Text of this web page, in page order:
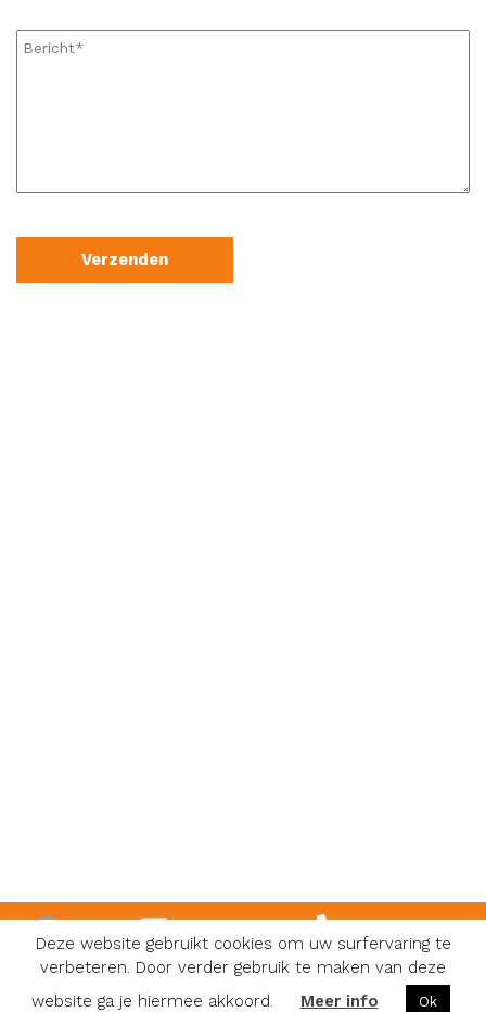
Facebook
Algemene voorwaarden| Privacy & Cookies| Website:
Deze website gebruikt cookies om uw surfervaring te
verbeteren. Door verder gebruik te maken van deze
website ga je hiermee akkoord.
Meer info Ok